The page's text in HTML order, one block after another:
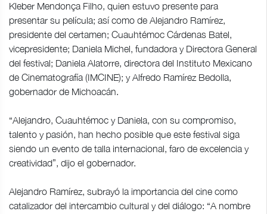
Kleber Mendonça Filho, quien estuvo presente para
presentar su película; así como de Alejandro Ramírez,
presidente del certamen; Cuauhtémoc Cárdenas Batel,
vicepresidente; Daniela Michel, fundadora y Directora General
del festival; Daniela Alatorre, directora del Instituto Mexicano
de Cinematografía (IMCINE); y Alfredo Ramírez Bedolla,
gobernador de Michoacán.
“Alejandro, Cuauhtémoc y Daniela, con su compromiso,
talento y pasión, han hecho posible que este festival siga
siendo un evento de talla internacional, faro de excelencia y
creatividad”, dijo el gobernador.
Alejandro Ramírez, subrayó la importancia del cine como
catalizador del intercambio cultural y del diálogo: “A nombre